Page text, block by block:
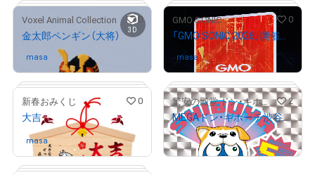
# 87/200
3D
Voxel Animal Collection 0
金太郎ペンギン（大将）
masa さんが保有中
# 205/675
GMO SONIC 0
「GMO SONIC 2026」開催記念NFT
masa さんが保有中
新春おみくじ 0
大吉
masa さんが保有中
驚安の殿堂 ドン・キホーテ公式NFTストア 2
MEGAドン・キホーテ渋谷本店 5周年記念「渋谷ドンペン」
¥9,000